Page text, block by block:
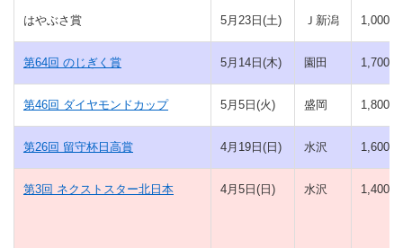
はやぶさ賞 5月23日(土) Ｊ新潟 1,000(
第64回 のじぎく賞 5月14日(木) 園田 1,700(
第46回 ダイヤモンドカップ 5月5日(火) 盛岡 1,800(
第26回 留守杯日高賞 4月19日(日) 水沢 1,600(
第3回 ネクストスター北日本 4月5日(日) 水沢 1,400(